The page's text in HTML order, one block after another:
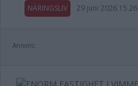
NÄRINGSLIV 29 juni 2026 15.26
Annons: